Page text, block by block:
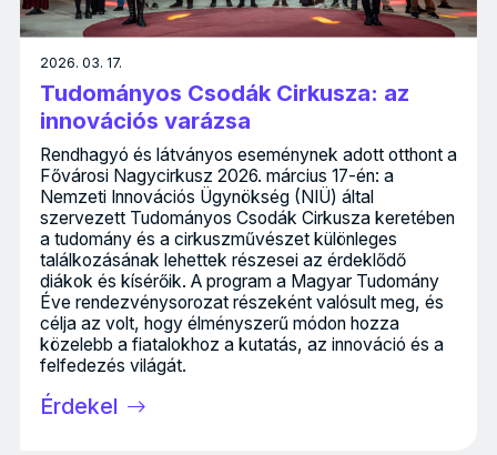
2026. 03. 17.
Tudományos Csodák Cirkusza: az
innovációs varázsa
Rendhagyó és látványos eseménynek adott otthont a
Fővárosi Nagycirkusz 2026. március 17-én: a
Nemzeti Innovációs Ügynökség (NIÜ) által
szervezett Tudományos Csodák Cirkusza keretében
a tudomány és a cirkuszművészet különleges
találkozásának lehettek részesei az érdeklődő
diákok és kísérőik. A program a Magyar Tudomány
Éve rendezvénysorozat részeként valósult meg, és
célja az volt, hogy élményszerű módon hozza
közelebb a fiatalokhoz a kutatás, az innováció és a
felfedezés világát.
Érdekel